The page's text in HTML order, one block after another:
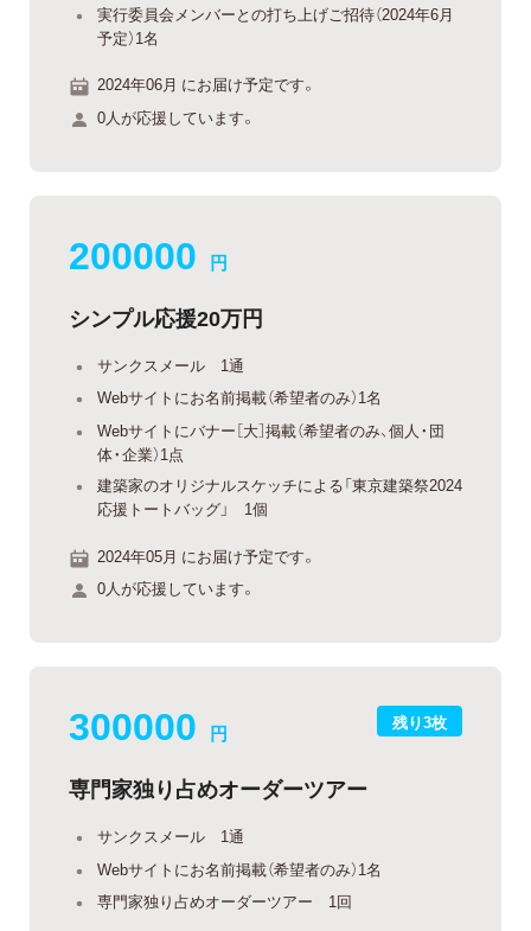
実行委員会メンバーとの打ち上げご招待（2024年6月
予定）1名
2024年06月 にお届け予定です。
0人が応援しています。
200000 円
シンプル応援20万円
サンクスメール 1通
Webサイトにお名前掲載（希望者のみ）1名
Webサイトにバナー［大］掲載（希望者のみ、個人・団
体・企業）1点
建築家のオリジナルスケッチによる「東京建築祭2024
応援トートバッグ」 1個
2024年05月 にお届け予定です。
0人が応援しています。
残り3枚
300000 円
専門家独り占めオーダーツアー
サンクスメール 1通
Webサイトにお名前掲載（希望者のみ）1名
専門家独り占めオーダーツアー 1回